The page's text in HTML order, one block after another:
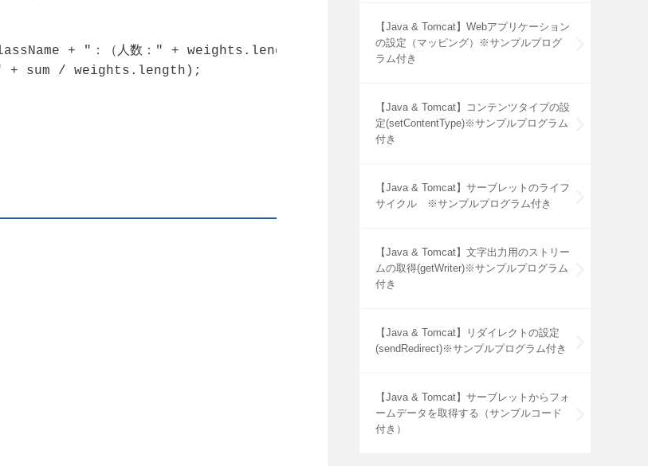
+ "：（人数：" + weights.length + "）");
+ sum / weights.length);
【Java & Tomcat】Webアプリケーション
の設定（マッピング）※サンプルプログ
ラム付き
【Java & Tomcat】コンテンツタイプの設
定(setContentType)※サンプルプログラム
付き
【Java & Tomcat】サーブレットのライフ
サイクル ※サンプルプログラム付き
【Java & Tomcat】文字出力用のストリー
ムの取得(getWriter)※サンプルプログラム
付き
【Java & Tomcat】リダイレクトの設定
(sendRedirect)※サンプルプログラム付き
【Java & Tomcat】サーブレットからフォ
ームデータを取得する（サンプルコード
付き）